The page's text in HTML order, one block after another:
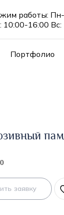
работы:
10:00-16:00 Вс:
Портфолио
заявку